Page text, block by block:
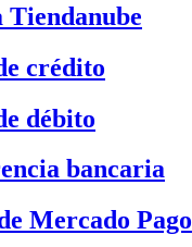
Tiendanube
crédito
débito
bancaria
Mercado Pago